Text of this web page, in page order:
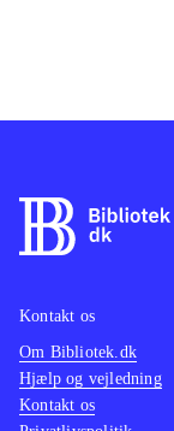
Kontakt os
Om Bibliotek.dk
Hjælp og vejledning
Kontakt os